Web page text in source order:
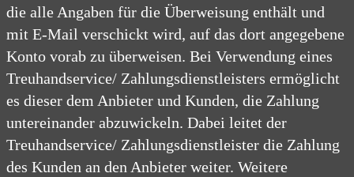
die alle Angaben für die Überweisung enthält und
mit E-Mail verschickt wird, auf das dort angegebene
Konto vorab zu überweisen. Bei Verwendung eines
Treuhandservice/ Zahlungsdienstleisters ermöglicht
es dieser dem Anbieter und Kunden, die Zahlung
untereinander abzuwickeln. Dabei leitet der
Treuhandservice/ Zahlungsdienstleister die Zahlung
des Kunden an den Anbieter weiter. Weitere